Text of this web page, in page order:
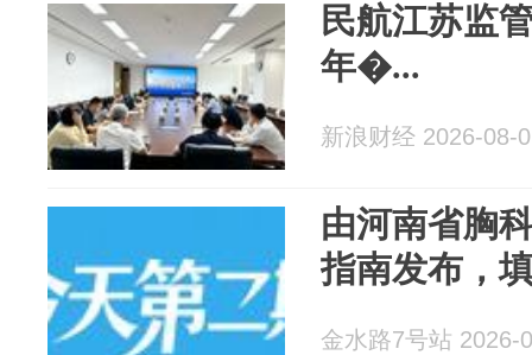
民航江苏监
年�...
新浪财经 2026-08-
由河南省胸
指南发布，
金水路7号站 2026-